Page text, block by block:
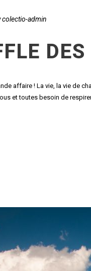
colectio-admin
affaire ! La vie, la vie de
et toutes besoin de